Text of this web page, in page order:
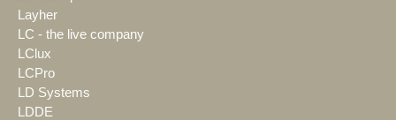
Layher
LC - the live company
LClux
LCPro
LD Systems
LDDE